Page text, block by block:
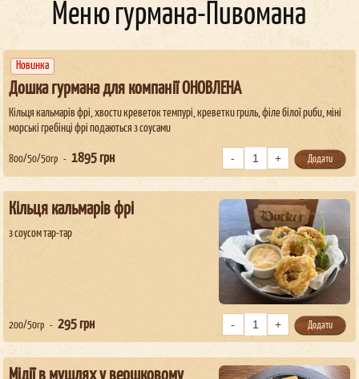
Меню гурмана-Пивомана
Новинка
Дошка гурмана для компанії ОНОВЛЕНА
Кільця кальмарів фрі, хвости креветок темпурі, креветки гриль, філе білої риби, міні
морські гребінці фрі подаються з соусами
800/50/50гр 1895 грн Додати
Кільця кальмарів фрі
з соусом тар-тар
200/50гр 295 грн Додати